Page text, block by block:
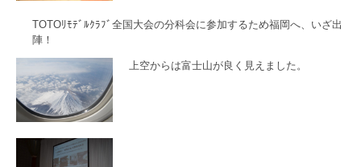
TOTOﾘﾓﾃﾞﾙｸﾗﾌﾞ全国大会の分科会に参加するため福岡へ、いざ出
陣！
上空からは富士山が良く見えました。